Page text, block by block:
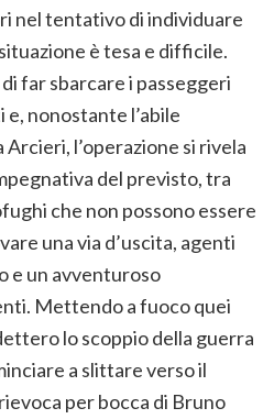
nel tentativo di individuare
è tesa e difficile.
far sbarcare i passeggeri
nonostante l’abile
l’operazione si rivela
del previsto, tra
che non possono essere
una via d’uscita, agenti
e un avventuroso
Mettendo a fuoco quei
lo scoppio della guerra
a slittare verso il
per bocca di Bruno